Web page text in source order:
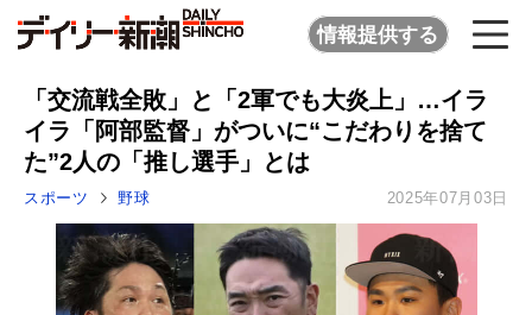
情報提供する
「交流戦全敗」と「2軍でも大炎上」…イラ
イラ「阿部監督」がついに“こだわりを捨て
た”2人の「推し選手」とは
スポーツ 野球 2025年07月03日